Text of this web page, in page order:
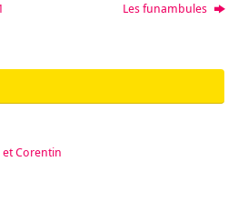
Les funambules
et Corentin